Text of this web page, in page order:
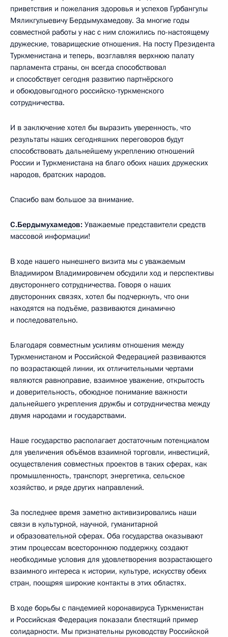
приветствия и пожелания здоровья и успехов Гурбангулы
Мяликгулыевичу Бердымухамедову. За многие годы
совместной работы у нас с ним сложились по-настоящему
дружеские, товарищеские отношения. На посту Президента
Туркменистана и теперь, возглавляя верхнюю палату
парламента страны, он всегда способствовал
и способствует сегодня развитию партнёрского
и обоюдовыгодного российско-туркменского
сотрудничества.
И в заключение хотел бы выразить уверенность, что
результаты наших сегодняшних переговоров будут
способствовать дальнейшему укреплению отношений
России и Туркменистана на благо обоих наших дружеских
народов, братских народов.
Спасибо вам большое за внимание.
С.Бердымухамедов: Уважаемые представители средств
массовой информации!
В ходе нашего нынешнего визита мы с уважаемым
Владимиром Владимировичем обсудили ход и перспективы
двустороннего сотрудничества. Говоря о наших
двусторонних связях, хотел бы подчеркнуть, что они
находятся на подъёме, развиваются динамично
и последовательно.
Благодаря совместным усилиям отношения между
Туркменистаном и Российской Федерацией развиваются
по возрастающей линии, их отличительными чертами
являются равноправие, взаимное уважение, открытость
и доверительность, обоюдное понимание важности
дальнейшего укрепления дружбы и сотрудничества между
двумя народами и государствами.
Наше государство располагает достаточным потенциалом
для увеличения объёмов взаимной торговли, инвестиций,
осуществления совместных проектов в таких сферах, как
промышленность, транспорт, энергетика, сельское
хозяйство, и ряде других направлений.
За последнее время заметно активизировались наши
связи в культурной, научной, гуманитарной
и образовательной сферах. Оба государства оказывают
этим процессам всестороннюю поддержку, создают
необходимые условия для удовлетворения возрастающего
взаимного интереса к истории, культуре, искусству обеих
стран, поощряя широкие контакты в этих областях.
В ходе борьбы с пандемией коронавируса Туркменистан
и Российская Федерация показали блестящий пример
солидарности. Мы признательны руководству Российской